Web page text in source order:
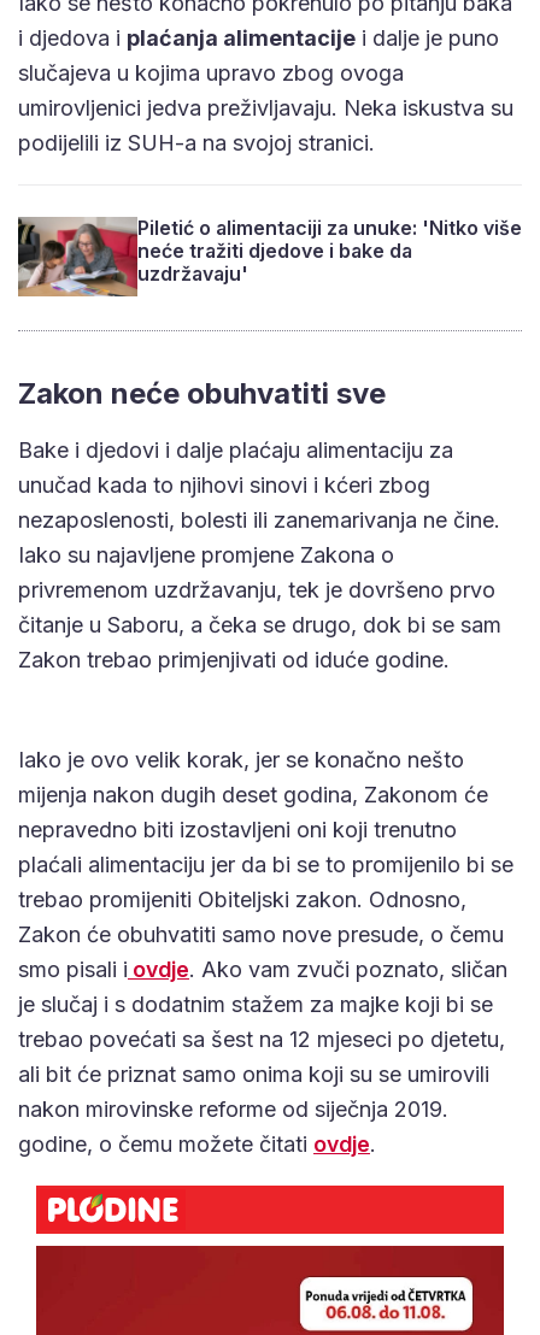
i djedova i plaćanja alimentacije i dalje je puno
slučajeva u kojima upravo zbog ovoga
umirovljenici jedva preživljavaju. Neka iskustva su
podijelili iz SUH-a na svojoj stranici.
Piletić o alimentaciji za unuke: 'Nitko više
neće tražiti djedove i bake da
uzdržavaju'
Zakon neće obuhvatiti sve
Bake i djedovi i dalje plaćaju alimentaciju za
unučad kada to njihovi sinovi i kćeri zbog
nezaposlenosti, bolesti ili zanemarivanja ne čine.
Iako su najavljene promjene Zakona o
privremenom uzdržavanju, tek je dovršeno prvo
čitanje u Saboru, a čeka se drugo, dok bi se sam
Zakon trebao primjenjivati od iduće godine.
Iako je ovo velik korak, jer se konačno nešto
mijenja nakon dugih deset godina, Zakonom će
nepravedno biti izostavljeni oni koji trenutno
plaćali alimentaciju jer da bi se to promijenilo bi se
trebao promijeniti Obiteljski zakon. Odnosno,
Zakon će obuhvatiti samo nove presude, o čemu
smo pisali i ovdje. Ako vam zvuči poznato, sličan
je slučaj i s dodatnim stažem za majke koji bi se
trebao povećati sa šest na 12 mjeseci po djetetu,
ali bit će priznat samo onima koji su se umirovili
nakon mirovinske reforme od siječnja 2019.
godine, o čemu možete čitati ovdje.